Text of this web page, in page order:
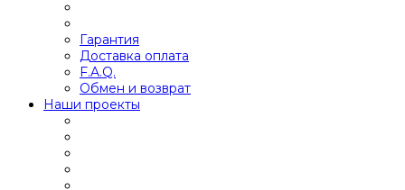
Гарантия
Доставка оплата
F.A.Q.
Обмен и возврат
Наши проекты